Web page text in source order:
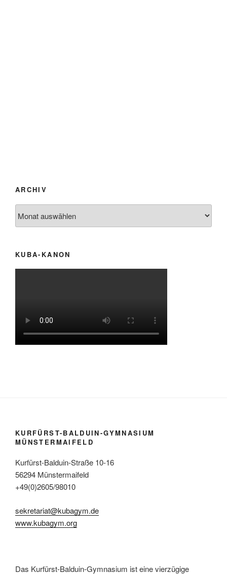
ARCHIV
KUBA-KANON
KURFÜRST-BALDUIN-GYMNASIUM
MÜNSTERMAIFELD
Kurfürst-Balduin-Straße 10-16
56294 Münstermaifeld
+49(0)2605/98010
sekretariat@kubagym.de
www.kubagym.org
Das Kurfürst-Balduin-Gymnasium ist eine vierzügige